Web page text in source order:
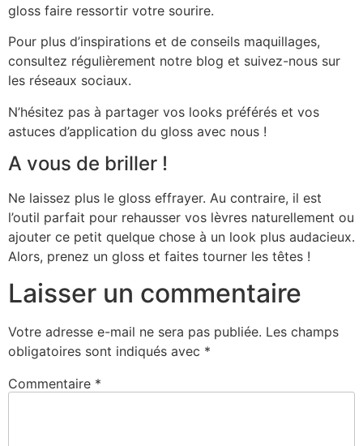
gloss faire ressortir votre sourire.
Pour plus d’inspirations et de conseils maquillages,
consultez régulièrement notre blog et suivez-nous sur
les réseaux sociaux.
N’hésitez pas à partager vos looks préférés et vos
astuces d’application du gloss avec nous !
A vous de briller !
Ne laissez plus le gloss effrayer. Au contraire, il est
l’outil parfait pour rehausser vos lèvres naturellement ou
ajouter ce petit quelque chose à un look plus audacieux.
Alors, prenez un gloss et faites tourner les têtes !
Laisser un commentaire
Votre adresse e-mail ne sera pas publiée. Les champs
obligatoires sont indiqués avec *
Commentaire *